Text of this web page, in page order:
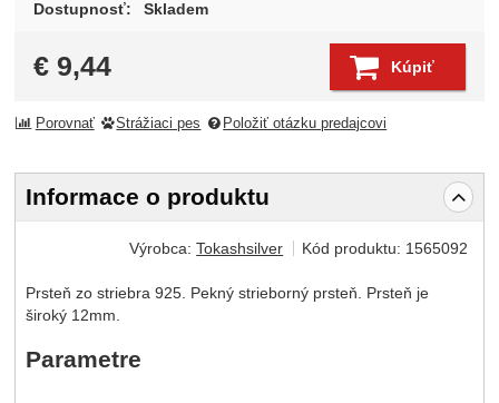
Dostupnosť: Skladem
€ 9,44 Kúpiť
Porovnať Strážiaci pes Položiť otázku predajcovi
Informace o produktu
Výrobca:Tokashsilver Kód produktu: 1565092
Prsteň zo striebra 925. Pekný strieborný prsteň. Prsteň je
široký 12mm.
Parametre